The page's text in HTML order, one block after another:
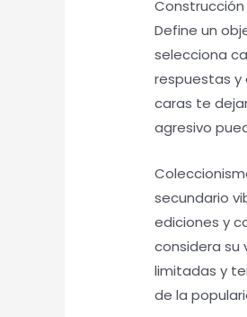
Define un
selecciona
respuestas y
caras te
agresivo
secundario
ediciones y
considera su
limitadas y
de la